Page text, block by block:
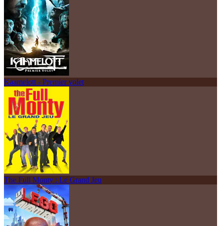
Kaamelott - Premier volet
The Full Monty : Le Grand Jeu